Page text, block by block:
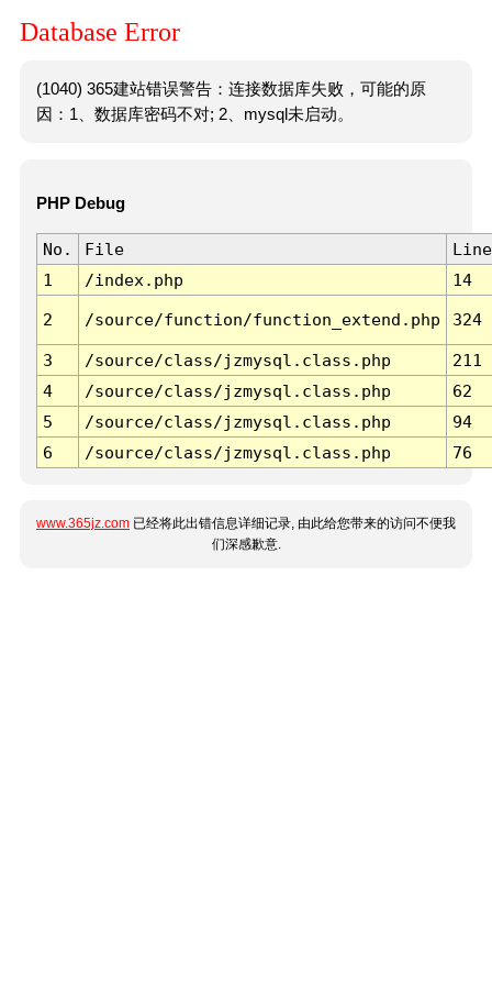
Database Error
(1040) 365建站错误警告：连接数据库失败，可能的原
因：1、数据库密码不对; 2、mysql未启动。
PHP Debug
No. File
Line
1
/index.php 14
2 /source/function/function_extend.php 324
3 /source/class/jzmysql.class.php
211
4
/source/class/jzmysql.class.php
62
5
/source/class/jzmysql.class.php
94
6
/source/class/jzmysql.class.php 76
www.365jz.com 已经将此出错信息详细记录, 由此给您带来的访问不便我
们深感歉意.